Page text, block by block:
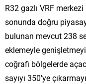
R32 gazlı VRF
sonunda doğru
bulunan mevcut 238
eklemeyle
coğrafi bölgelerde
sayıyı 350’ye